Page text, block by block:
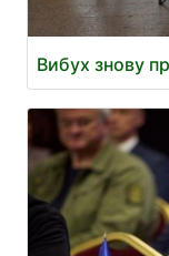
Вибух знову